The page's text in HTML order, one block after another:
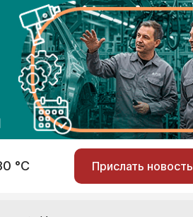
°С Прислать новость